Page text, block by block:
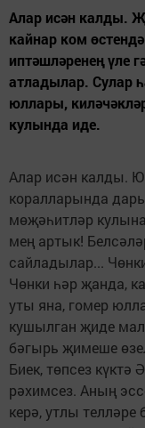
Алар исән калды.
кайнар ком
иптәшләренең үле
атладылар. Сулар
юллары,
кулында иде.
Алар исән калды.
коралларында
мөҗәһитләр
мең артык!
сайладылар...
Чөнки һәр җанда,
уты яна, гомер
кушылган җиде
бәгырь җимеше
Биек, төпсез
рәхимсез. Аның
керә, утлы телләре